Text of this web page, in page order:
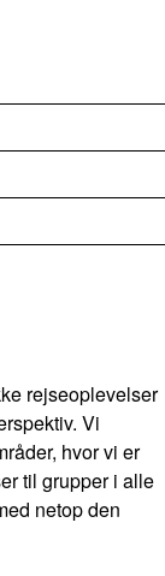
rejseoplevelser
Vi
hvor vi er
til grupper i alle
netop den